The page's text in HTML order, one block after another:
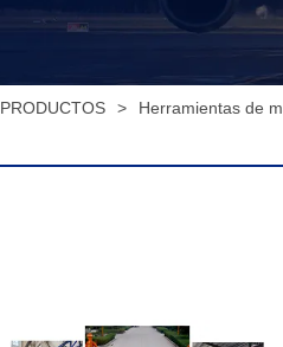
PRODUCTOS > Herramientas de